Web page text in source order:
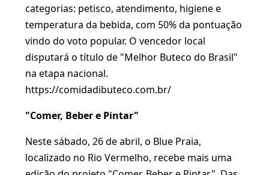
categorias: petisco, atendimento, higiene e
temperatura da bebida, com 50% da pontuação
vindo do voto popular. O vencedor local
disputará o título de "Melhor Buteco do Brasil"
na etapa nacional.
https://comidadibuteco.com.br/
"Comer, Beber e Pintar"
Neste sábado, 26 de abril, o Blue Praia,
localizado no Rio Vermelho, recebe mais uma